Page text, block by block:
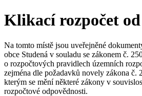
Klikací rozpočet od
Na tomto místě jsou uveřejněné
obce Studená v souladu se zákonem č.
o rozpočtových pravidlech územních
zejména dle požadavků novely zákona č.
kterým se mění některé zákony v
rozpočtové odpovědnosti.